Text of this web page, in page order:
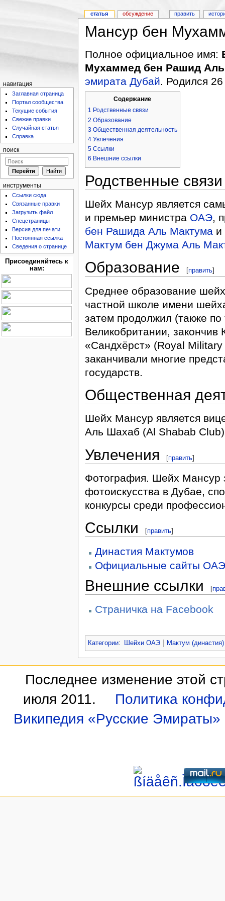
Мансур бен
Полное официальное имя:
Мухаммед бен Рашид
эмирата Дубай. Родился
Содержание
1 Родственные связи
2 Образование
3 Общественная деятельность
4 Увлечения
5 Ссылки
6 Внешние ссылки
Родственные связи
Шейх Мансур является
и премьер министра ОАЭ,
бен Рашида Аль Мактумаи
Мактум бен Джума Аль
Образование [править]
Среднее образование
частной школе имени
затем продолжил (также
Великобритании,
«Сандхёрст» (Royal
заканчивали многие
государств.
Общественная
Шейх Мансур является
Аль Шахаб (Al Shabab
Увлечения [править]
Фотография. Шейх Мансур
фотоискусства в Дубае,
конкурсы среди
Ссылки [править]
Династия Мактумов
Официальные сайты ОАЭ
Внешние ссылки [
Страничка на Facebook
Категории: Шейхи ОАЭ Мактум (династия)
статья обсуждение править
навигация
Заглавная страница
Портал сообщества
Текущие события
Свежие правки
Случайная статья
Справка
поиск
инструменты
Ссылки сюда
Связанные правки
Загрузить файл
Спецстраницы
Версия для печати
Постоянная ссылка
Сведения о странице
Присоединяйтесь к
нам:
Последнее изменение этой
июля 2011.
Политика
Википедия «Русские Эмираты»